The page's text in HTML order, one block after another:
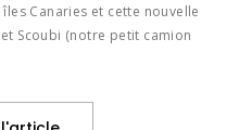
Canaries et cette nouvelle
Scoubi (notre petit camion